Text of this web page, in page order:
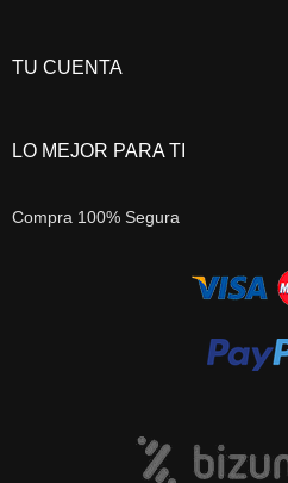
TU CUENTA
LO MEJOR PARA TI
Compra 100% Segura